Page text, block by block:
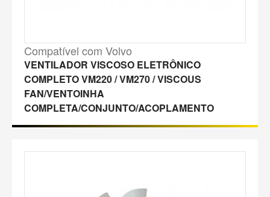
Compatível com Volvo
VENTILADOR VISCOSO ELETRÔNICO
COMPLETO VM220 / VM270 / VISCOUS
FAN/VENTOINHA
COMPLETA/CONJUNTO/ACOPLAMENTO